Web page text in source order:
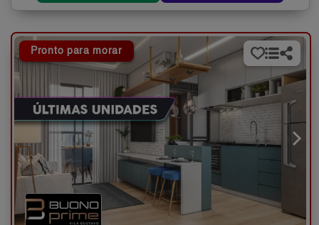
Pronto para morar